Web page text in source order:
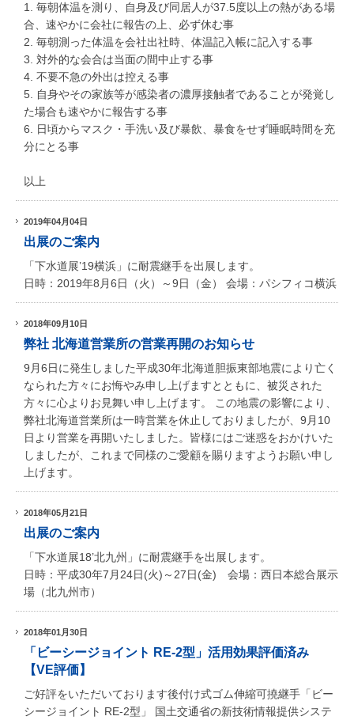
1. 毎朝体温を測り、自身及び同居人が37.5度以上の熱がある場
合、速やかに会社に報告の上、必ず休む事
2. 毎朝測った体温を会社出社時、体温記入帳に記入する事
3. 対外的な会合は当面の間中止する事
4. 不要不急の外出は控える事
5. 自身やその家族等が感染者の濃厚接触者であることが発覚し
た場合も速やかに報告する事
6. 日頃からマスク・手洗い及び暴飲、暴食をせず睡眠時間を充
分にとる事
以上
2019年04月04日
出展のご案内
「下水道展’19横浜」に耐震継手を出展します。
日時：2019年8月6日（火）～9日（金） 会場：パシフィコ横浜
2018年09月10日
弊社 北海道営業所の営業再開のお知らせ
9月6日に発生しました平成30年北海道胆振東部地震により亡く
なられた方々にお悔やみ申し上げますとともに、被災された
方々に心よりお見舞い申し上げます。 この地震の影響により、
弊社北海道営業所は一時営業を休止しておりましたが、9月10
日より営業を再開いたしました。皆様にはご迷惑をおかけいた
しましたが、これまで同様のご愛顧を賜りますようお願い申し
上げます。
2018年05月21日
出展のご案内
「下水道展18’北九州」に耐震継手を出展します。
日時：平成30年7月24日(火)～27日(金) 会場：西日本総合展示
場（北九州市）
2018年01月30日
「ビーシージョイント RE-2型」活用効果評価済み
【VE評価】
ご好評をいただいております後付け式ゴム伸縮可撓継手「ビー
シージョイント RE-2型」 国土交通省の新技術情報提供システ